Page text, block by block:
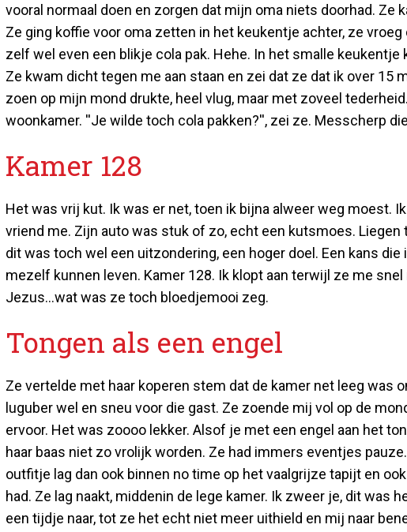
vooral normaal doen en zorgen dat mijn oma niets doorhad.
Ze ging koffie voor oma zetten in het keukentje achter, ze
zelf wel even een blikje cola pak. Hehe. In het smalle
Ze kwam dicht tegen me aan staan en zei dat ze dat ik over 15
zoen op mijn mond drukte, heel vlug, maar met zoveel
woonkamer. ''Je wilde toch cola pakken?'', zei ze. Messcherp
Kamer 128
Het was vrij kut. Ik was er net, toen ik bijna alweer weg moest.
vriend me. Zijn auto was stuk of zo, echt een kutsmoes.
dit was toch wel een uitzondering, een hoger doel. Een kans
mezelf kunnen leven. Kamer 128. Ik klopt aan terwijl ze me
Jezus...wat was ze toch bloedjemooi zeg.
Tongen als een engel
Ze vertelde met haar koperen stem dat de kamer net leeg was
luguber wel en sneu voor die gast. Ze zoende mij vol op de
ervoor. Het was zoooo lekker. Alsof je met een engel aan het
haar baas niet zo vrolijk worden. Ze had immers eventjes
outfitje lag dan ook binnen no time op het vaalgrijze tapijt en
had. Ze lag naakt, middenin de lege kamer. Ik zweer je, dit was
een tijdje naar, tot ze het echt niet meer uithield en mij naar